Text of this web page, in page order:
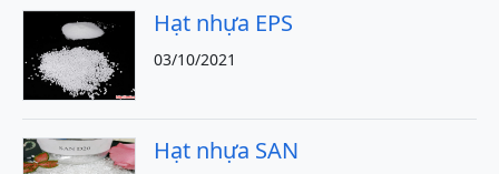
Hạt nhựa EPS
03/10/2021
Hạt nhựa SAN